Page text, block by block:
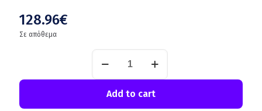
128.96€
Σε απόθεμα
Add to cart